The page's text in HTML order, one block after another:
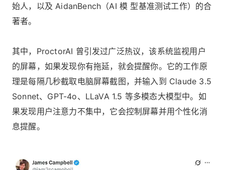
始人，以及 AidanBench（AI 模 型基准测试工作）的合
著者。
其中，ProctorAI 曾引发过广泛热议，该系统监视用户
的屏幕，如果发现你有拖延，就会提醒你。它的工作原
理是每隔几秒截取电脑屏幕截图，并输入到 Claude 3.5
Sonnet、GPT-4o、LLaVA 1.5 等多模态大模型中。如
果发现用户注意力不集中，它会控制屏幕并用个性化消
息提醒。